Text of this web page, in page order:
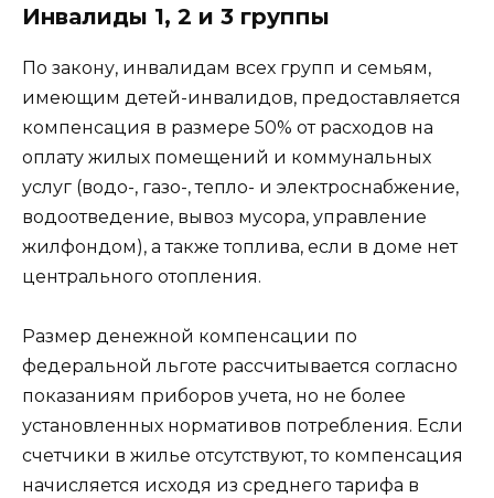
Инвалиды 1, 2 и 3 группы
По закону, инвалидам всех групп и семьям,
имеющим детей-инвалидов, предоставляется
компенсация в размере 50% от расходов на
оплату жилых помещений и коммунальных
услуг (водо-, газо-, тепло- и электроснабжение,
водоотведение, вывоз мусора, управление
жилфондом), а также топлива, если в доме нет
центрального отопления.
Размер денежной компенсации по
федеральной льготе рассчитывается согласно
показаниям приборов учета, но не более
установленных нормативов потребления. Если
счетчики в жилье отсутствуют, то компенсация
начисляется исходя из среднего тарифа в